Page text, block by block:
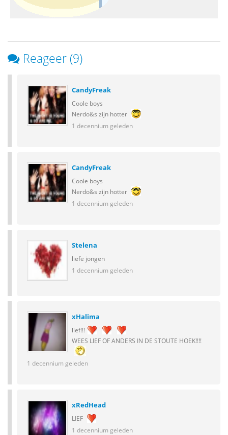
Reageer (9)
CandyFreak
Coole boys
Nerdo&s zijn hotter
1 decennium geleden
CandyFreak
Coole boys
Nerdo&s zijn hotter
1 decennium geleden
Stelena
liefe jongen
1 decennium geleden
xHalima
lief!!!
WEES LIEF OF ANDERS IN DE STOUTE HOEK!!!!
1 decennium geleden
xRedHead
LIEF
1 decennium geleden